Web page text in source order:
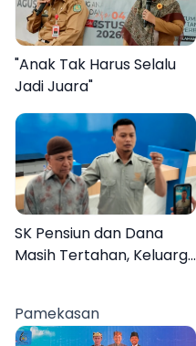
"Anak Tak Harus Selalu
Jadi Juara"
SK Pensiun dan Dana
Masih Tertahan, Keluarga
Pamekasan